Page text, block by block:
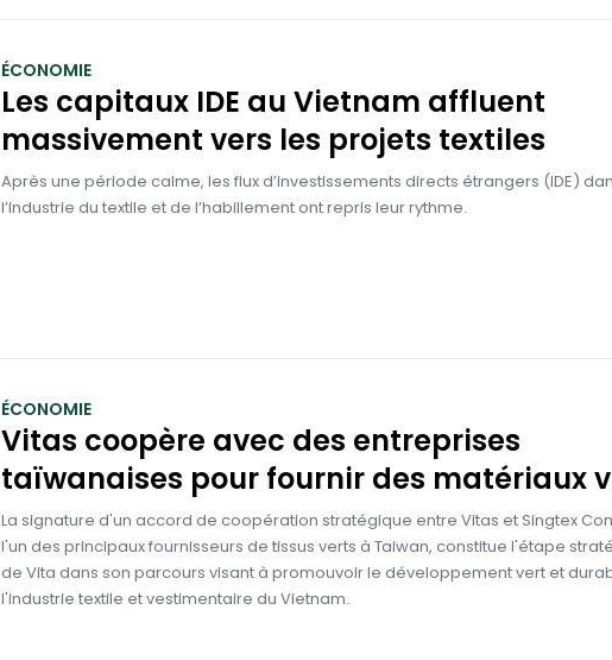
ÉCONOMIE
Les capitaux IDE au Vietnam affluent
massivement vers les projets textiles
Après une période calme, les flux d’investissements directs étrangers (IDE)
l’industrie du textile et de l’habillement ont repris leur rythme.
ÉCONOMIE
Vitas coopère avec des entreprises
taïwanaises pour fournir des matériaux
La signature d'un accord de coopération stratégique entre Vitas et Singtex
l'un des principaux fournisseurs de tissus verts à Taiwan, constitue l'étape
de Vita dans son parcours visant à promouvoir le développement vert et
l'industrie textile et vestimentaire du Vietnam.